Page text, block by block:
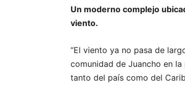
Un moderno complejo
viento.
“El viento ya no pasa de
comunidad de Juancho en
tanto del país como del